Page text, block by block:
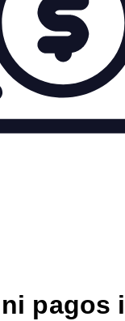
pagos